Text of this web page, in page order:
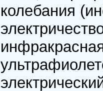
колебания